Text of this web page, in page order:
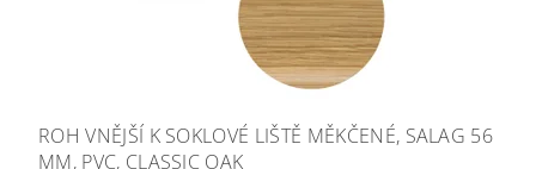
ROH VNĚJŠÍ K SOKLOVÉ LIŠTĚ MĚKČENÉ, SALAG 56
MM, PVC, CLASSIC OAK